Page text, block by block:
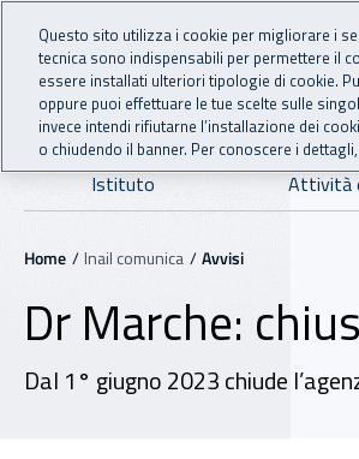
Vai al menu principale
Vai al contenuto principale
INAIL - Istituto
Navigazione
Istituto Attività
Navigazione - Ti trovi in:
Home Inail comunica Avvisi
Dr Marche:
Dal 1° giugno 2023 chiude
Questo sito utilizza i cookie per migliorare i
tecnica sono indispensabili per permettere il
essere installati ulteriori tipologie di cookie.
oppure puoi effettuare le tue scelte sulle
invece intendi rifiutarne l’installazione dei
o chiudendo il banner. Per conoscere i